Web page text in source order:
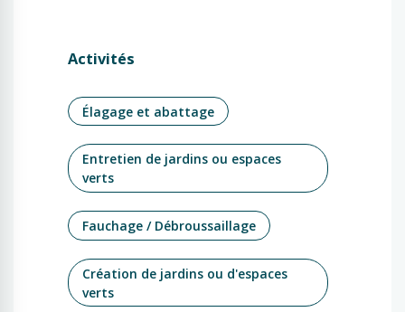
Activités
Élagage et abattage
Entretien de jardins ou espaces
verts
Fauchage / Débroussaillage
Création de jardins ou d'espaces
verts